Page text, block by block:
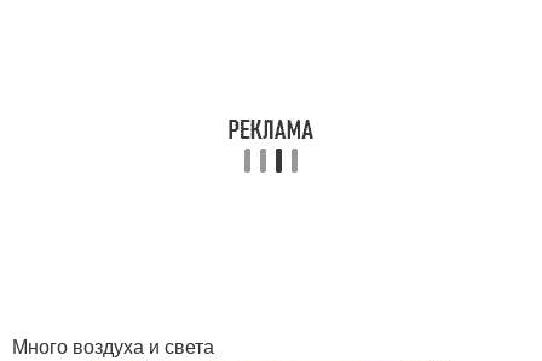
Много воздуха и света